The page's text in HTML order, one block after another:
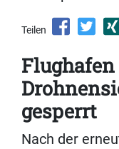
Teilen
gesperrt
Nach der